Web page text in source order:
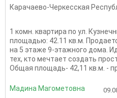
Карачаево-Черкесская
1 комн. квартира по ул.
площадью: 42.11 кв.м.
на 5 этаже 9-этажного дома.
тех, кто мечтает создать
Общая площадь- 42,11 кв.м. -
Мадина Магометовна